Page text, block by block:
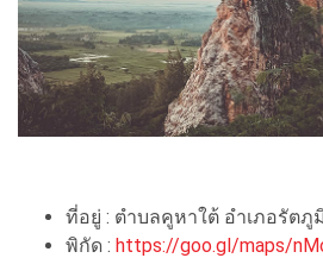
ที่อยู่ : ตำบลคูหาใต้ อำเภอรัตภู
พิกัด : https://goo.gl/maps/